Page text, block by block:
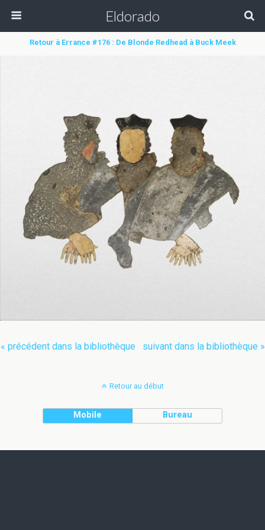
Eldorado
Retour à Errance #176 : De Blonde Redhead à Buck Meek
« précédent dans la bibliothèque suivant dans la bibliothèque »
Retour au début
Mobile Bureau